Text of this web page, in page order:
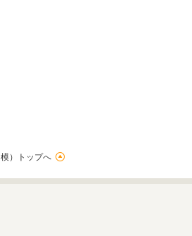
）トップへ